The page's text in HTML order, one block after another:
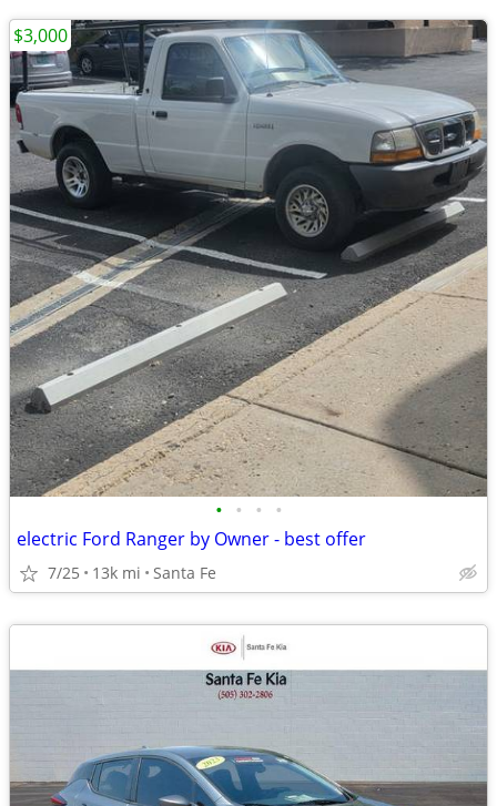
• • • •
electric Ford Ranger by Owner - best offer
7/25 13k mi Santa Fe
$3,000